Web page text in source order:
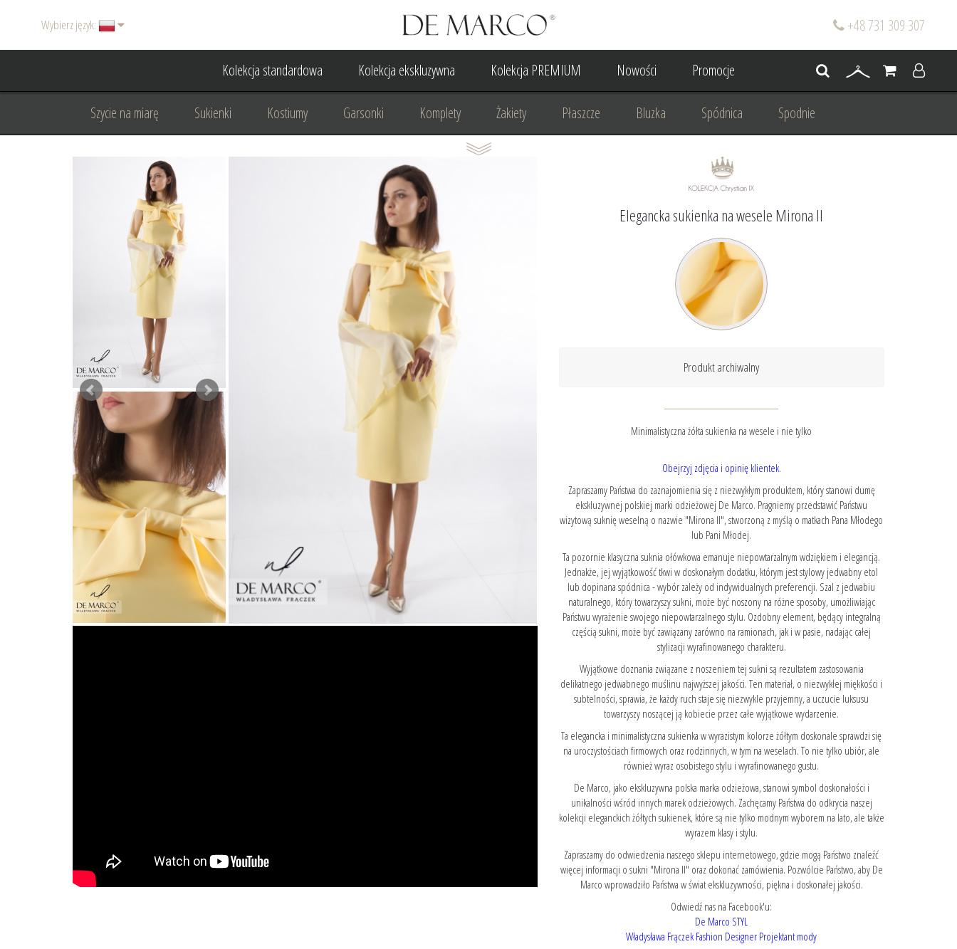
+48 731 309 307
Wybierz język:
Kolekcja standardowa Kolekcja ekskluzywna Kolekcja PREMIUM Nowości Promocje
Szycie na miarę Sukienki Kostiumy Garsonki Komplety Żakiety Płaszcze Bluzka Spódnica Spodnie
Dodatki Garnitury damskie Suknia Ślubna Dla mamy wesela
Odzież wizytowa Odzież biznesowa Projektowanie/ Stylizacja
Elegancka sukienka na wesele Mirona II
Produkt archiwalny
Minimalistyczna żółta sukienka na wesele i nie tylko
Obejrzyj zdjęcia i opinię klientek.
Zapraszamy Państwa do zaznajomienia się z niezwykłym produktem, który stanowi dumę
ekskluzywnej polskiej marki odzieżowej De Marco. Pragniemy przedstawić Państwu
wizytową suknię weselną o nazwie "Mirona II", stworzoną z myślą o matkach Pana Młodego
lub Pani Młodej.
Ta pozornie klasyczna suknia ołówkowa emanuje niepowtarzalnym wdziękiem i elegancją.
Jednakże, jej wyjątkowość tkwi w doskonałym dodatku, którym jest stylowy jedwabny etol
lub dopinana spódnica - wybór zależy od indywidualnych preferencji. Szal z jedwabiu
naturalnego, który towarzyszy sukni, może być noszony na różne sposoby, umożliwiając
Państwu wyrażenie swojego niepowtarzalnego stylu. Ozdobny element, będący integralną
częścią sukni, może być zawiązany zarówno na ramionach, jak i w pasie, nadając całej
stylizacji wyrafinowanego charakteru.
Wyjątkowe doznania związane z noszeniem tej sukni są rezultatem zastosowania
delikatnego jedwabnego muślinu najwyższej jakości. Ten materiał, o niezwykłej miękkości i
subtelności, sprawia, że każdy ruch staje się niezwykle przyjemny, a uczucie luksusu
towarzyszy noszącej ją kobiecie przez całe wyjątkowe wydarzenie.
Ta elegancka i minimalistyczna sukienka w wyrazistym kolorze żółtym doskonale sprawdzi się
na uroczystościach firmowych oraz rodzinnych, w tym na weselach. To nie tylko ubiór, ale
również wyraz osobistego stylu i wyrafinowanego gustu.
De Marco, jako ekskluzywna polska marka odzieżowa, stanowi symbol doskonałości i
unikalności wśród innych marek odzieżowych. Zachęcamy Państwa do odkrycia naszej
kolekcji eleganckich żółtych sukienek, które są nie tylko modnym wyborem na lato, ale także
wyrazem klasy i stylu.
Zapraszamy do odwiedzenia naszego sklepu internetowego, gdzie mogą Państwo znaleźć
więcej informacji o sukni "Mirona II" oraz dokonać zamówienia. Pozwólcie Państwo, aby De
Marco wprowadziło Państwa w świat ekskluzywności, piękna i doskonałej jakości.
Odwiedź nas na Facebook'u:
De Marco STYL
Władysława Frączek Fashion Designer Projektant mody